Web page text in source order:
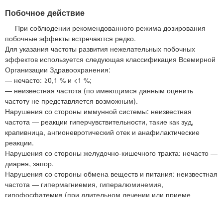
Побочное действие
При соблюдении рекомендованного режима дозирования
побочные эффекты встречаются редко.
Для указания частоты развития нежелательных побочных
эффектов используется следующая классификация Всемирной
Организации Здравоохранения:
— нечасто: ≥0,1 % и <1 %;
— неизвестная частота (по имеющимся данным оценить
частоту не представляется возможным).
Нарушения со стороны иммунной системы: неизвестная
частота — реакции гиперчувствительности, такие как зуд,
крапивница, ангионевротический отек и анафилактические
реакции.
Нарушения со стороны желудочно-кишечного тракта: нечасто —
диарея, запор.
Нарушения со стороны обмена веществ и питания: неизвестная
частота — гипермагниемия, гипералюминемия,
гипофосфатемия (при длительном лечении или приеме